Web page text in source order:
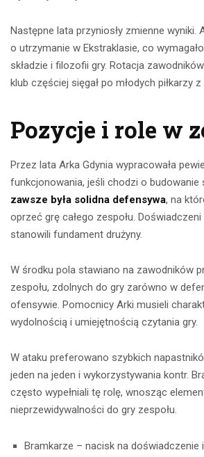
Następne lata przyniosły zmienne wyniki.
o utrzymanie w Ekstraklasie, co
składzie i filozofii gry. Rotacja
klub częściej sięgał po młodych piłkarzy z
Pozycje i role w
Przez lata Arka Gdynia wypracowała
funkcjonowania, jeśli chodzi o budowanie
zawsze była solidna defensywa, na
oprzeć grę całego zespołu.
stanowili fundament drużyny.
W środku pola stawiano na zawodników
zespołu, zdolnych do gry zarówno w
ofensywie. Pomocnicy Arki musieli
wydolnością i umiejętnością czytania gry.
W ataku preferowano szybkich
jeden na jeden i wykorzystywania kontr.
często wypełniali tę rolę, wnosząc
nieprzewidywalności do gry zespołu.
Bramkarze – nacisk na doświadczenie